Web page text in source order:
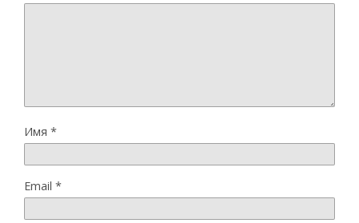
Имя *
Email *